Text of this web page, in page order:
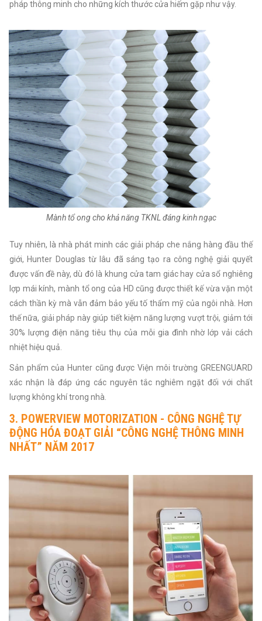
pháp thông minh cho những kích thước cửa hiếm gặp như vậy.
Mành tổ ong cho khả năng TKNL đáng kinh ngạc
Tuy nhiên, là nhà phát minh các giải pháp che nắng hàng đầu thế
giới, Hunter Douglas từ lâu đã sáng tạo ra công nghệ giải quyết
được vấn đề này, dù đó là khung cửa tam giác hay cửa sổ nghiêng
lợp mái kính, mành tổ ong của HD cũng được thiết kế vừa vặn một
cách thần kỳ mà vẫn đảm bảo yếu tố thẩm mỹ của ngôi nhà. Hơn
thế nữa, giải pháp này giúp tiết kiệm năng lượng vượt trội, giảm tới
30% lượng điện năng tiêu thụ của mỗi gia đình nhờ lớp vải cách
nhiệt hiệu quả.
Sản phẩm của Hunter cũng được Viện môi trường GREENGUARD
xác nhận là đáp ứng các nguyên tắc nghiêm ngặt đối với chất
lượng không khí trong nhà.
3. POWERVIEW MOTORIZATION - CÔNG NGHỆ TỰ
ĐỘNG HÓA ĐOẠT GIẢI “CÔNG NGHỆ THÔNG MINH
NHẤT” NĂM 2017